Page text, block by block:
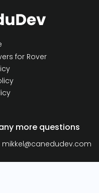
for Rover
more questions
mikkel@canedudev.com